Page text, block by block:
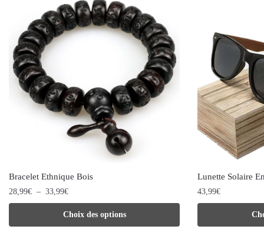
Bracelet Ethnique Bois
28,99€ – 33,99€Plage
de
prix :
28,99€
Choix des options
produit
Lunette Solaire
43,99€
produit